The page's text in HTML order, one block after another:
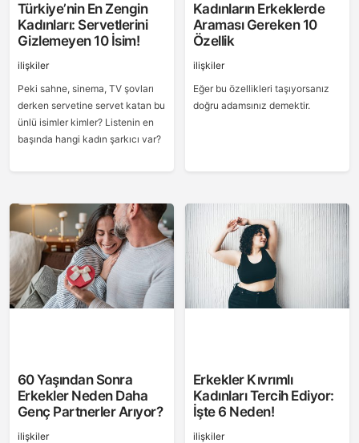
Türkiye’nin En Zengin
Kadınları: Servetlerini
Gizlemeyen 10 İsim!
ilişkiler
Peki sahne, sinema, TV şovları
derken servetine servet katan bu
ünlü isimler kimler? Listenin en
başında hangi kadın şarkıcı var?
Kadınların Erkeklerde
Araması Gereken 10
Özellik
ilişkiler
Eğer bu özellikleri taşıyorsanız
doğru adamsınız demektir.
60 Yaşından Sonra
Erkekler Neden Daha
Genç Partnerler Arıyor?
ilişkiler
Erkekler Kıvrımlı
Kadınları Tercih Ediyor:
İşte 6 Neden!
ilişkiler